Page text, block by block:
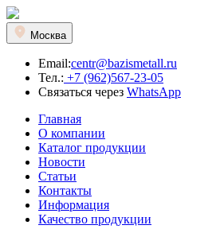
Москва
Email:centr@bazismetall.ru
Тел.: +7 (962)567-23-05
Связаться через WhatsApp
Главная
О компании
Каталог продукции
Новости
Статьи
Контакты
Информация
Качество продукции